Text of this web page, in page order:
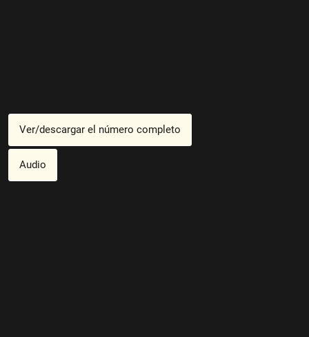
Ver/descargar el número completo
Audio